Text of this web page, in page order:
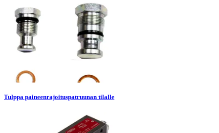
Tulppa paineenrajoituspatruunan tilalle